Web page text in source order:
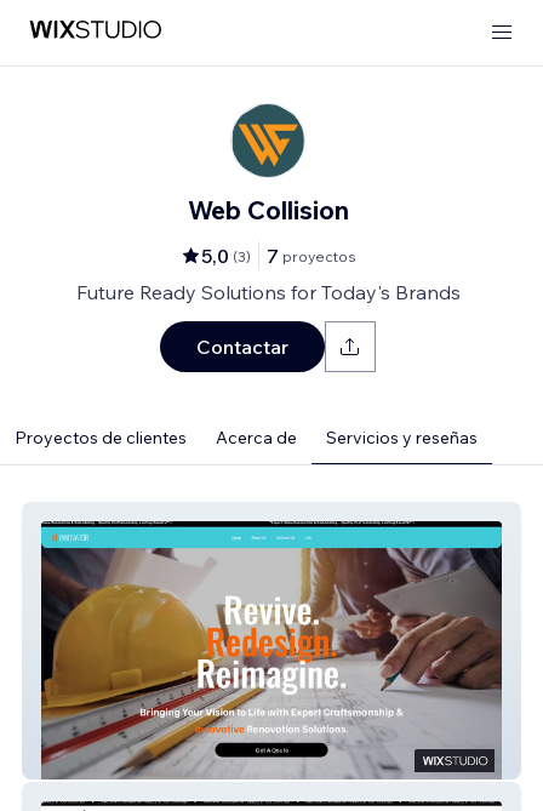
Web Collision
5,0 (3) 7 proyectos
Future Ready Solutions for Today's Brands
Contactar
Proyectos de clientes Acerca de Servicios y reseñas
A1 Innovator